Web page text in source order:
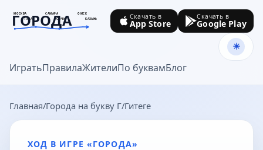
МОСКВА САМАРА
ОМСК
ТУЛА
СОЧИ КАЗАНЬ
ГОРОДА
goroda-na.ru
ИгратьПравилаЖителиПо буквамБлог
Скачать в
App Store
Скачать в
Google Play
Главная Города на букву Г Гитеге
ХОД В ИГРЕ «ГОРОДА»